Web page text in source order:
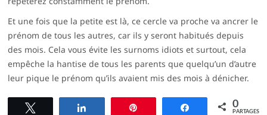
Et une fois que la petite est là, ce cercle va proche va ancrer le
prénom de tous les autres, car ils y seront habitués depuis
des mois. Cela vous évite les surnoms idiots et surtout, cela
empêche la hantise de tous les parents que quelqu’un d’autre
leur pique le prénom qu’ils avaient mis des mois à dénicher.
Partagez 0
PARTAGES